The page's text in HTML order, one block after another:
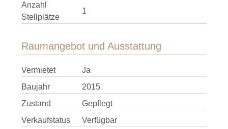
Anzahl
Stellplätze
1
Raumangebot und Ausstattung
Vermietet
Ja
Baujahr
2015
Zustand
Gepflegt
Verkaufstatus
Verfügbar